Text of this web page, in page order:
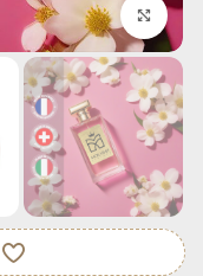
بزرگنمایی تصویر